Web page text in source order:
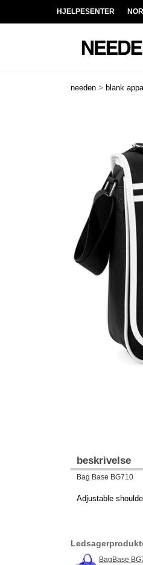
HJELPESENTER
needen > blank
Previous
Next
beskrivelse
Bag Base BG710
Adjustable
BagBase